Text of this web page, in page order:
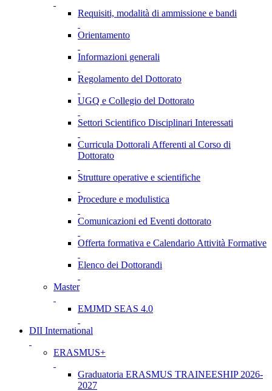
Requisiti, modalità di ammissione e bandi
Orientamento
Informazioni generali
Regolamento del Dottorato
UGQ e Collegio del Dottorato
Settori Scientifico Disciplinari Interessati
Curricula Dottorali Afferenti al Corso di
Dottorato
Strutture operative e scientifiche
Procedure e modulistica
Comunicazioni ed Eventi dottorato
Offerta formativa e Calendario Attività Formative
Elenco dei Dottorandi
Master
EMJMD SEAS 4.0
DII International
ERASMUS+
Graduatoria ERASMUS TRAINEESHIP 2026-
2027